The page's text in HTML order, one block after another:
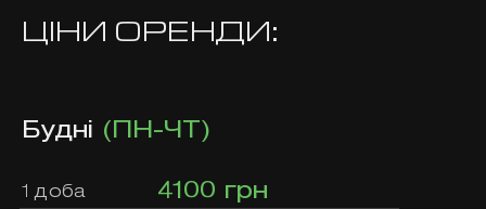
ЦІНИ ОРЕНДИ:
Будні (ПН-ЧТ)
1 доба 4100 грн